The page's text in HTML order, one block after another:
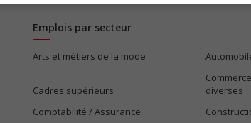
Emplois par secteur
Arts et métiers de la mode
Cadres supérieurs
diverses
Comptabilité / Assurance